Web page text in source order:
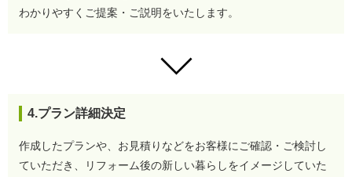
わかりやすくご提案・ご説明をいたします。
4.プラン詳細決定
作成したプランや、お見積りなどをお客様にご確認・ご検討し
ていただき、リフォーム後の新しい暮らしをイメージしていた